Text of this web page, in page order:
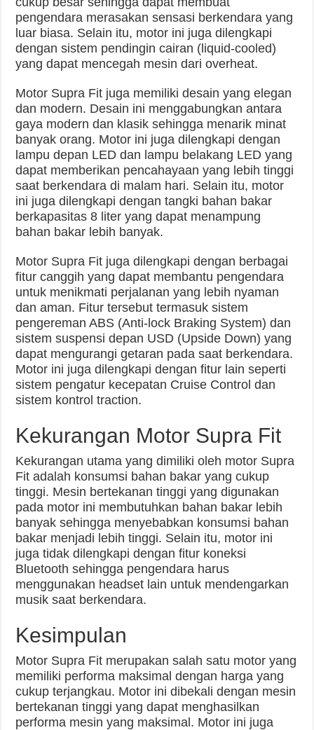
pengendara merasakan sensasi berkendara yang
luar biasa. Selain itu, motor ini juga dilengkapi
dengan sistem pendingin cairan (liquid-cooled)
yang dapat mencegah mesin dari overheat.
Motor Supra Fit juga memiliki desain yang elegan
dan modern. Desain ini menggabungkan antara
gaya modern dan klasik sehingga menarik minat
banyak orang. Motor ini juga dilengkapi dengan
lampu depan LED dan lampu belakang LED yang
dapat memberikan pencahayaan yang lebih tinggi
saat berkendara di malam hari. Selain itu, motor
ini juga dilengkapi dengan tangki bahan bakar
berkapasitas 8 liter yang dapat menampung
bahan bakar lebih banyak.
Motor Supra Fit juga dilengkapi dengan berbagai
fitur canggih yang dapat membantu pengendara
untuk menikmati perjalanan yang lebih nyaman
dan aman. Fitur tersebut termasuk sistem
pengereman ABS (Anti-lock Braking System) dan
sistem suspensi depan USD (Upside Down) yang
dapat mengurangi getaran pada saat berkendara.
Motor ini juga dilengkapi dengan fitur lain seperti
sistem pengatur kecepatan Cruise Control dan
sistem kontrol traction.
Kekurangan Motor Supra Fit
Kekurangan utama yang dimiliki oleh motor Supra
Fit adalah konsumsi bahan bakar yang cukup
tinggi. Mesin bertekanan tinggi yang digunakan
pada motor ini membutuhkan bahan bakar lebih
banyak sehingga menyebabkan konsumsi bahan
bakar menjadi lebih tinggi. Selain itu, motor ini
juga tidak dilengkapi dengan fitur koneksi
Bluetooth sehingga pengendara harus
menggunakan headset lain untuk mendengarkan
musik saat berkendara.
Kesimpulan
Motor Supra Fit merupakan salah satu motor yang
memiliki performa maksimal dengan harga yang
cukup terjangkau. Motor ini dibekali dengan mesin
bertekanan tinggi yang dapat menghasilkan
performa mesin yang maksimal. Motor ini juga